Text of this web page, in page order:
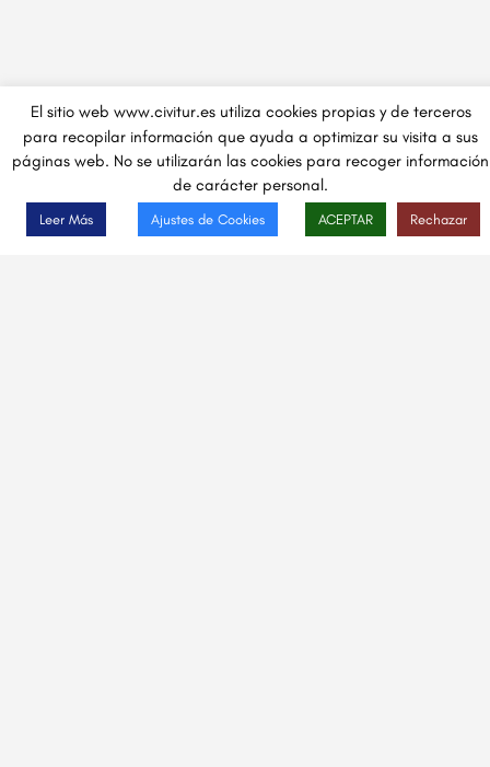
El sitio web www.civitur.es utiliza cookies propias y de terceros
para recopilar información que ayuda a optimizar su visita a sus
páginas web. No se utilizarán las cookies para recoger información
de carácter personal.
Leer Más Ajustes de Cookies ACEPTAR Rechazar